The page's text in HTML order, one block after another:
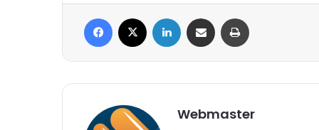
Facebook Linkedin Compartilhar via e-mail
Webmaster